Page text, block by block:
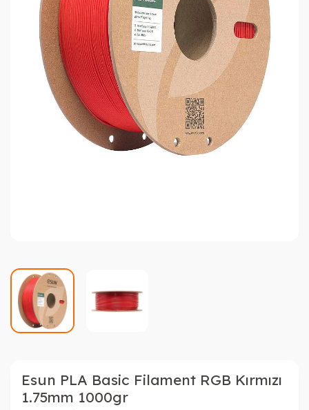
Esun PLA Basic Filament RGB Kırmızı
1.75mm 1000gr